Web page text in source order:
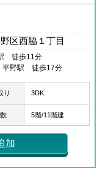
区西脇１丁目
徒歩11分
平野駅 徒歩17分
り 3DK
5階/11階建
加